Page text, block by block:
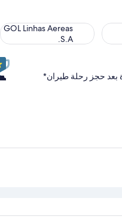
GOL Linhas Aereas
S.A.
GOL Linhas Aereas S.A.
بعد حجز رحلة طيران*